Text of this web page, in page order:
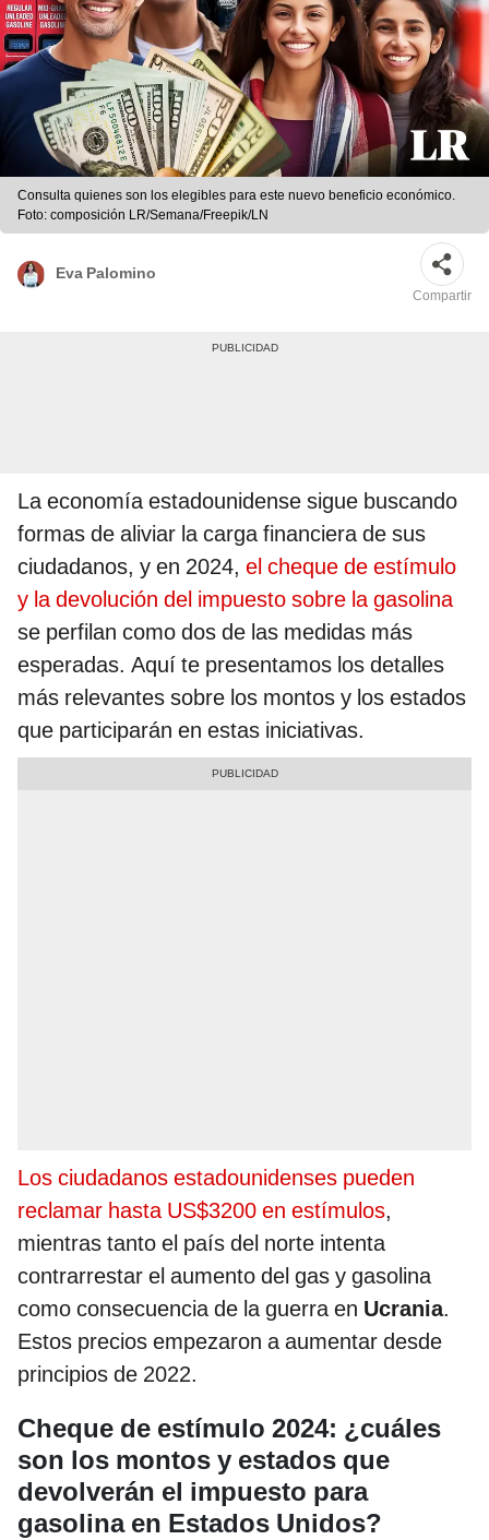
Consulta quienes son los elegibles para este nuevo beneficio económico.
Foto: composición LR/Semana/Freepik/LN
Eva Palomino
Compartir
La economía estadounidense sigue buscando
formas de aliviar la carga financiera de sus
ciudadanos, y en 2024, el cheque de estímulo
y la devolución del impuesto sobre la gasolina
se perfilan como dos de las medidas más
esperadas. Aquí te presentamos los detalles
más relevantes sobre los montos y los estados
que participarán en estas iniciativas.
Los ciudadanos estadounidenses pueden
reclamar hasta US$3200 en estímulos,
mientras tanto el país del norte intenta
contrarrestar el aumento del gas y gasolina
como consecuencia de la guerra en Ucrania.
Estos precios empezaron a aumentar desde
principios de 2022.
Cheque de estímulo 2024: ¿cuáles
son los montos y estados que
devolverán el impuesto para
gasolina en Estados Unidos?